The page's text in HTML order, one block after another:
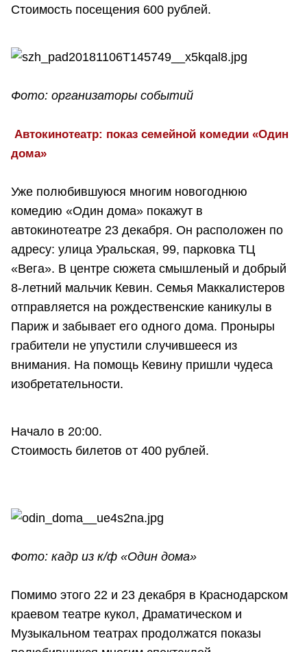
Стоимость посещения 600 рублей.
Фото: организаторы событий
Автокинотеатр: показ семейной комедии «Один
дома»
Уже полюбившуюся многим новогоднюю
комедию «Один дома» покажут в
автокинотеатре 23 декабря. Он расположен по
адресу: улица Уральская, 99, парковка ТЦ
«Вега». В центре сюжета смышленый и добрый
8-летний мальчик Кевин. Cемья Маккалистеров
отправляется на рождественские каникулы в
Париж и забывает его одного дома. Проныры
грабители не упустили случившееся из
внимания. На помощь Кевину пришли чудеса
изобретательности.
Начало в 20:00.
Стоимость билетов от 400 рублей.
Фото: кадр из к/ф «Один дома»
Помимо этого 22 и 23 декабря в Краснодарском
краевом театре кукол, Драматическом и
Музыкальном театрах продолжатся показы